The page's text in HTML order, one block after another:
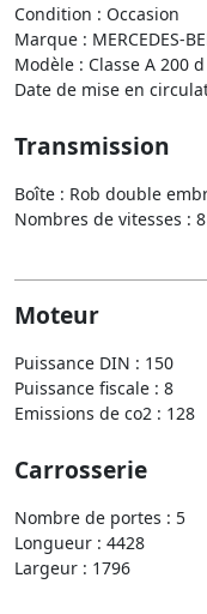
Condition : Occasion
Marque : MERCEDES-
Modèle : Classe A 200
Date de mise en
Transmission
Boîte : Rob double
Nombres de vitesses : 8
Moteur
Puissance DIN : 150
Puissance fiscale : 8
Emissions de co2 : 128
Carrosserie
Nombre de portes : 5
Longueur : 4428
Largeur : 1796